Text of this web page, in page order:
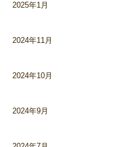
2025年1月
2024年11月
2024年10月
2024年9月